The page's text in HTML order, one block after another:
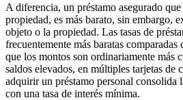
A diferencia, un préstamo asegurado
propiedad, es más barato, sin embargo,
objeto o la propiedad. Las tasas de
frecuentemente más baratas
que los montos son ordinariamente más
saldos elevados, en múltiples tarjetas de
adquirir un préstamo personal consolida
con una tasa de interés mínima.